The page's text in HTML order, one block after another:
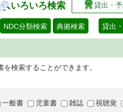
いろいろ検索 貸出・
NDC分類検索 典拠検索 貸出
検索することができます。
一般書 児童書 雑誌 視聴覚